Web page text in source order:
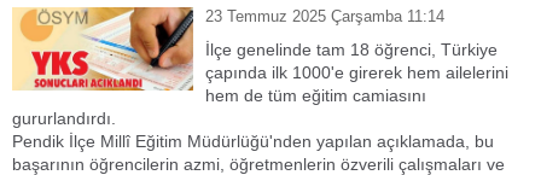
23 Temmuz 2025 Çarşamba 11:14
İlçe genelinde tam 18 öğrenci, Türkiye
çapında ilk 1000'e girerek hem ailelerini
hem de tüm eğitim camiasını
gururlandırdı.
Pendik İlçe Millî Eğitim Müdürlüğü'nden yapılan açıklamada, bu
başarının öğrencilerin azmi, öğretmenlerin özverili çalışmaları ve